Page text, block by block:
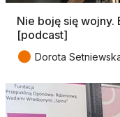
Nie boję się wojny.
[podcast]
● Dorota